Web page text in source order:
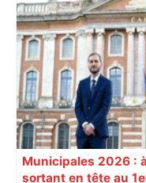
Vous pensiez que
voiture ? La vérité
reculent – ici.fr
Municipales 2026 :
sortant en tête au